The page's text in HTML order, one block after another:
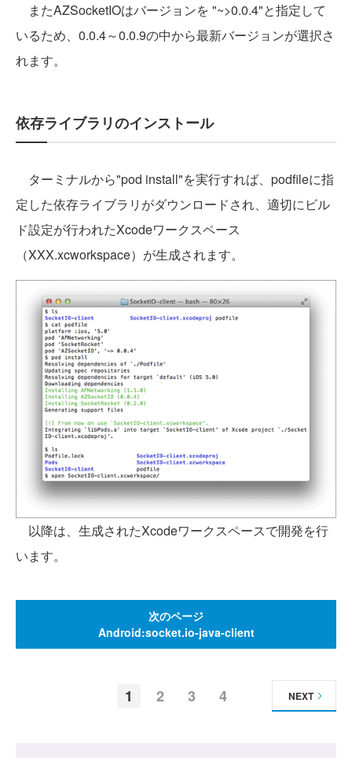
またAZSocketIOはバージョンを "~>0.0.4"と指定して
いるため、0.0.4～0.0.9の中から最新バージョンが選択さ
れます。
依存ライブラリのインストール
ターミナルから"pod install"を実行すれば、podfileに指
定した依存ライブラリがダウンロードされ、適切にビル
ド設定が行われたXcodeワークスペース
（XXX.xcworkspace）が生成されます。
以降は、生成されたXcodeワークスペースで開発を行
います。
次のページ
Android:socket.io-java-client
1 2 3 4 NEXT